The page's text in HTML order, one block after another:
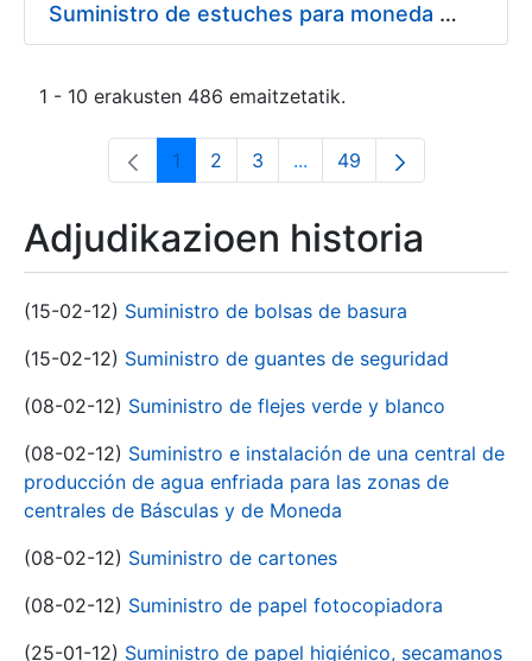
Suministro de estuches para moneda de 30 €
1 - 10 erakusten 486 emaitzetatik.
Orrialdea
1 Orrialdea
2 Orrialdea
3 ...Intermediate Pages Use
Orrialdea
49
Adjudikazioen historia
(15-02-12) Suministro de bolsas de basura
(15-02-12) Suministro de guantes de seguridad
(08-02-12) Suministro de flejes verde y blanco
(08-02-12) Suministro e instalación de una central de
producción de agua enfriada para las zonas de
centrales de Básculas y de Moneda
(08-02-12) Suministro de cartones
(08-02-12) Suministro de papel fotocopiadora
(25-01-12) Suministro de papel higiénico, secamanos